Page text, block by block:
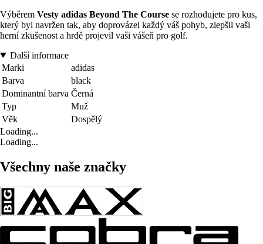
Výběrem Vesty adidas Beyond The Course se rozhodujete pro kus,
který byl navržen tak, aby doprovázel každý váš pohyb, zlepšil vaši
herní zkušenost a hrdě projevil vaši vášeň pro golf.
Další informace
Marki
adidas
Barva
black
Dominantní barva Černá
Typ
Muž
Věk
Dospělý
Loading...
Loading...
Všechny naše značky